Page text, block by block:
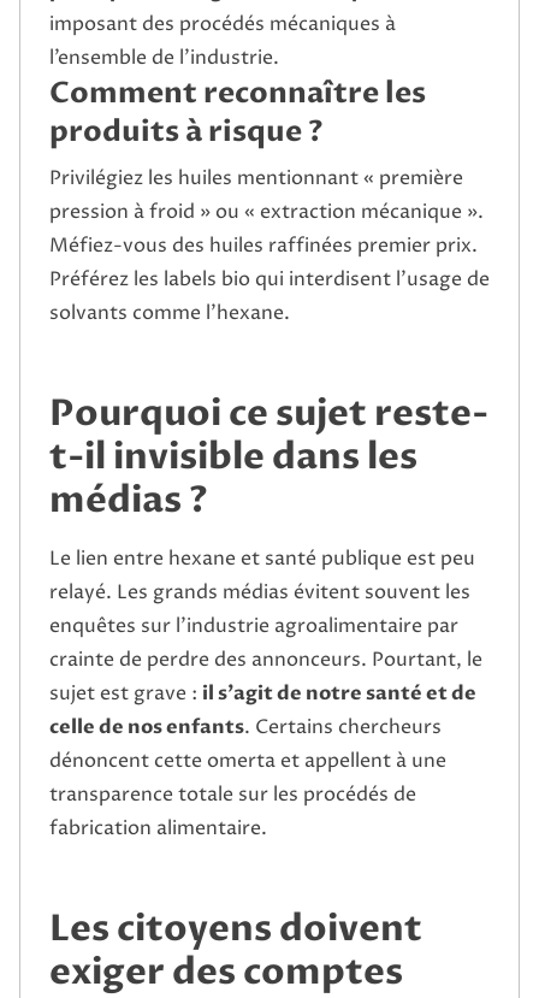
imposant des procédés mécaniques à
l’ensemble de l’industrie.
Comment reconnaître les
produits à risque ?
Privilégiez les huiles mentionnant « première
pression à froid » ou « extraction mécanique ».
Méfiez-vous des huiles raffinées premier prix.
Préférez les labels bio qui interdisent l’usage de
solvants comme l’hexane.
Pourquoi ce sujet reste-
t-il invisible dans les
médias ?
Le lien entre hexane et santé publique est peu
relayé. Les grands médias évitent souvent les
enquêtes sur l’industrie agroalimentaire par
crainte de perdre des annonceurs. Pourtant, le
sujet est grave : il s’agit de notre santé et de
celle de nos enfants. Certains chercheurs
dénoncent cette omerta et appellent à une
transparence totale sur les procédés de
fabrication alimentaire.
Les citoyens doivent
exiger des comptes